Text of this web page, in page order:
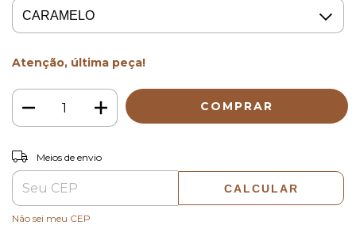
Atenção, última peça!
Entregas para o CEP:
Meios de envio
CALCULAR
Não sei meu CEP